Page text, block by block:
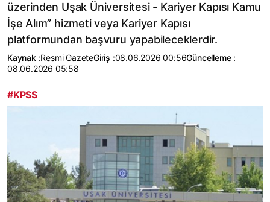
üzerinden Uşak Üniversitesi - Kariyer Kapısı Kamu
İşe Alım” hizmeti veya Kariyer Kapısı
platformundan başvuru yapabileceklerdir.
Kaynak :Resmi GazeteGiriş :08.06.2026 00:56Güncelleme :
08.06.2026 05:58
#KPSS